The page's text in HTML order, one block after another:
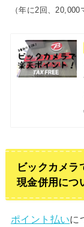
（年に2回、20,000
ビックカメラ
現金併用につ
ポイント払いに